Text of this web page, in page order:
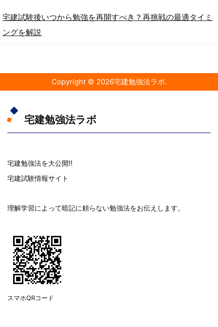
宅建試験後いつから勉強を再開すべき？再挑戦の最適タイミ
ングを解説
Copyright © 2026宅建勉強法ラボ.
宅建勉強法ラボ
宅建勉強法を大公開!!
宅建試験情報サイト
理解学習によって暗記に頼らない勉強法をお伝えします。
スマホQRコード